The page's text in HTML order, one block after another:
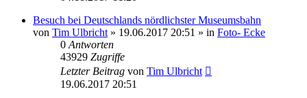
Besuch bei Deutschlands nördlichster Museumsbahn
von Tim Ulbricht » 19.06.2017 20:51 » in Foto- Ecke
0 Antworten
43929 Zugriffe
Letzter Beitrag von Tim Ulbricht
19.06.2017 20:51